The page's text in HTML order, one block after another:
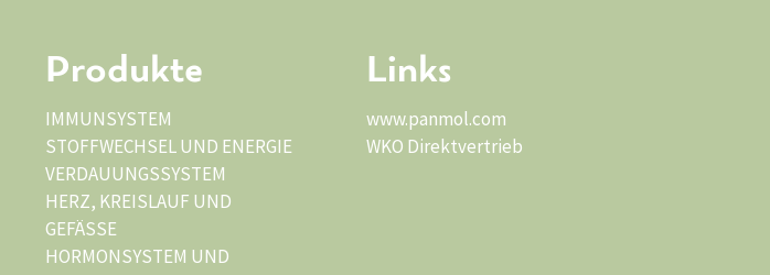
Produkte
IMMUNSYSTEM
STOFFWECHSEL UND ENERGIE
VERDAUUNGSSYSTEM
HERZ, KREISLAUF UND
GEFÄSSE
HORMONSYSTEM UND
Links
www.panmol.com
WKO Direktvertrieb